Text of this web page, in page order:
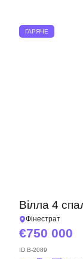
ГАРЯЧЕ
Вілла 4
Фінестрат
750 000
ID B-2089